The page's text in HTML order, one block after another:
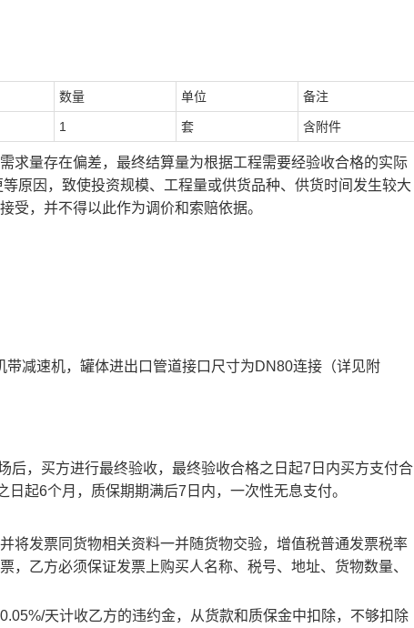
数量 单位 备注
1 套 含附件
求量存在偏差，最终结算量为根据工程需要经验收合格的实际
原因，致使投资规模、工程量或供货品种、供货时间发生较大
受，并不得以此作为调价和索赔依据。
减速机，罐体进出口管道接口尺寸为DN80连接（详见附
后，买方进行最终验收，最终验收合格之日起7日内买方支付合
起6个月，质保期期满后7日内，一次性无息支付。
将发票同货物相关资料一并随货物交验，增值税普通发票税率
乙方必须保证发票上购买人名称、税号、地址、货物数量、
天计收乙方的违约金，从货款和质保金中扣除，不够扣除